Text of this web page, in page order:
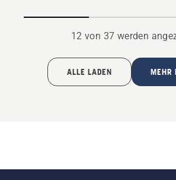
anzeigen
anzeigen
12 von 37 werden
ALLE LADEN MEHR